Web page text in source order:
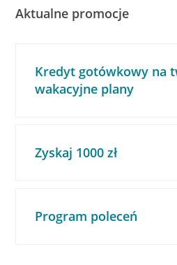
Aktualne promocje
Kredyt gotówkowy na
wakacyjne plany
Zyskaj 1000 zł
Program poleceń